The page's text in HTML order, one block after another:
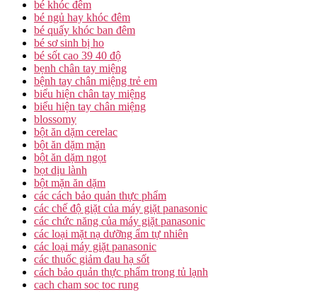
bé khóc đêm
bé ngủ hay khóc đêm
bé quấy khóc ban đêm
bé sơ sinh bị ho
bé sốt cao 39 40 độ
bẹnh chân tay miệng
bệnh tay chân miệng trẻ em
biểu hiện chân tay miệng
biểu hiện tay chân miệng
blossomy
bột ăn dặm cerelac
bột ăn dặm mặn
bột ăn dặm ngọt
bọt dịu lành
bột mặn ăn dặm
các cách bảo quản thực phẩm
các chế độ giặt của máy giặt panasonic
các chức năng của máy giặt panasonic
các loại mặt nạ dưỡng ẩm tự nhiên
các loại máy giặt panasonic
các thuốc giảm đau hạ sốt
cách bảo quản thực phẩm trong tủ lạnh
cach cham soc toc rung